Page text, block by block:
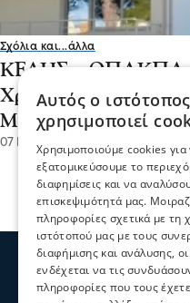
Σχόλια και...άλλα
ΚΕΔΗΣ – ΟΠΑΚΠΑ:
Χρυσάφης –
Μητλιάγκα!
07 Νοε 2023, 17:29
Αυτός ο ιστότοπος
χρησιμοποιεί
Χρησιμοποιούμε cookies για
εξατομικεύσουμε το
διαφημίσεις και να
επισκεψιμότητά μας.
πληροφορίες σχετικά με τη
ιστότοπού μας με τους
διαφήμισης και ανάλυσης,
ενδέχεται να τις
πληροφορίες που τους